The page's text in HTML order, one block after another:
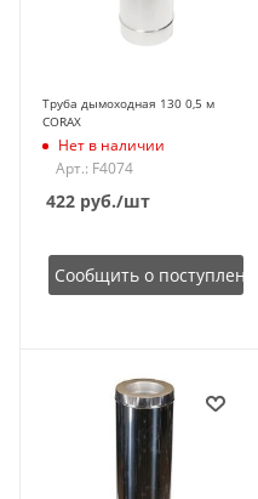
Труба дымоходная 130 0,5 м
CORAX
Нет в наличии
Арт.: F4074
422 руб./шт
Сообщить о поступлении